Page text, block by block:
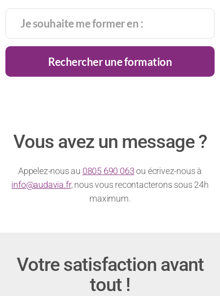
de
réussite
très
prisé
recruteurs
du
chiffre
!
caméra
:
rester
charismatique
?
gastronomieintégrer
alpha
Rechercher une formation
Vous avez un message ?
Appelez-nous au 0805 690 063ou écrivez-nous à
info@audavia.fr, nous vous recontacterons sous 24h
maximum.
Votre satisfaction avant
tout !